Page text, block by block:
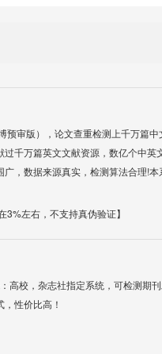
预审版），论文查重检测上千万篇
千万篇英文文献资源，数亿个中英
，数据来源真实，检测算法合理!
左右，不支持真伪验证】
高校，杂志社指定系统，可检测期刊
性价比高！